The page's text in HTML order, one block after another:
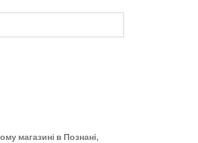
магазині в Познані,